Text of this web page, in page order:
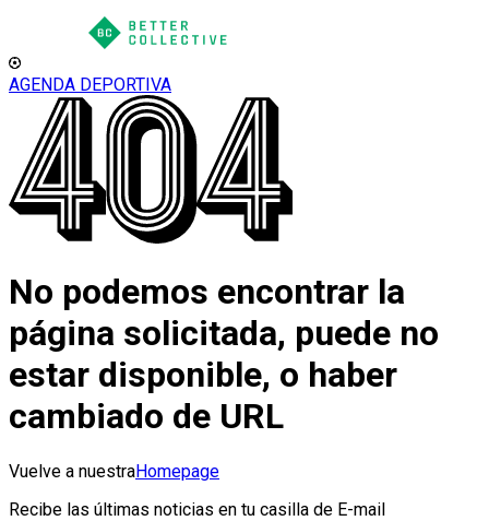
AGENDA DEPORTIVA
No podemos encontrar la
página solicitada, puede no
estar disponible, o haber
cambiado de URL
Vuelve a nuestraHomepage
Recibe las últimas noticias en tu casilla de E-mail